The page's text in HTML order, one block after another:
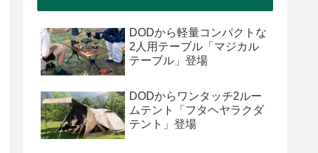
DODから軽量コンパクトな
2人用テーブル「マジカル
テーブル」登場
DODからワンタッチ2ルー
ムテント「フタヘヤラクダ
テント」登場